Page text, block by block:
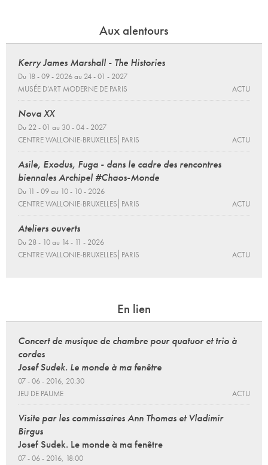
Aux alentours
Kerry James Marshall - The Histories
Du 18 - 09 - 2026 au 24 - 01 - 2027
MUSÉE D’ART MODERNE DE PARIS
ACTU
Nova XX
Du 22 - 01 au 30 - 04 - 2027
CENTRE WALLONIE-BRUXELLES⎜PARIS
ACTU
Asile, Exodus, Fuga - dans le cadre des rencontres
biennales Archipel #Chaos-Monde
Du 11 - 09 au 10 - 10 - 2026
CENTRE WALLONIE-BRUXELLES⎜PARIS
ACTU
Ateliers ouverts
Du 28 - 10 au 14 - 11 - 2026
CENTRE WALLONIE-BRUXELLES⎜PARIS
ACTU
En lien
Concert de musique de chambre pour quatuor et trio à
cordes
Josef Sudek. Le monde à ma fenêtre
07 - 06 - 2016, 20:30
JEU DE PAUME
ACTU
Visite par les commissaires Ann Thomas et Vladimir
Birgus
Josef Sudek. Le monde à ma fenêtre
07 - 06 - 2016, 18:00